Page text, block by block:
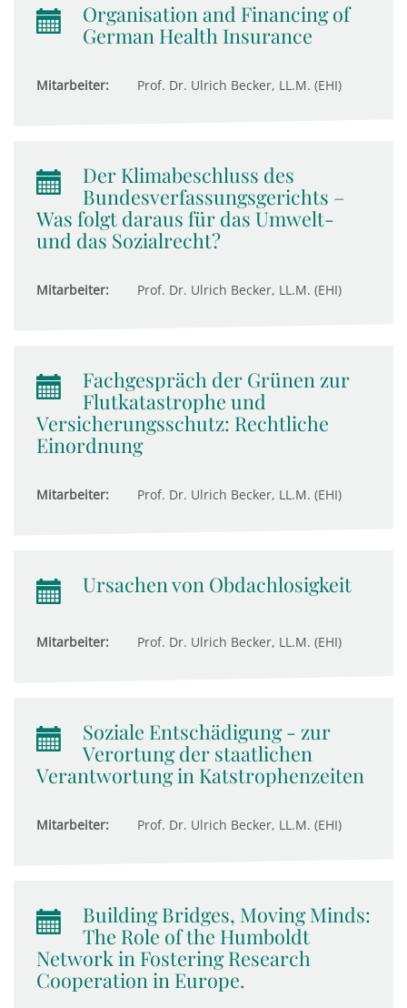
Organisation and Financing of
German Health Insurance
Mitarbeiter: Prof. Dr. Ulrich Becker, LL.M. (EHI)
Der Klimabeschluss des
Bundesverfassungsgerichts –
Was folgt daraus für das Umwelt-
und das Sozialrecht?
Mitarbeiter: Prof. Dr. Ulrich Becker, LL.M. (EHI)
Fachgespräch der Grünen zur
Flutkatastrophe und
Versicherungsschutz: Rechtliche
Einordnung
Mitarbeiter: Prof. Dr. Ulrich Becker, LL.M. (EHI)
Ursachen von Obdachlosigkeit
Mitarbeiter: Prof. Dr. Ulrich Becker, LL.M. (EHI)
Soziale Entschädigung - zur
Verortung der staatlichen
Verantwortung in Katstrophenzeiten
Mitarbeiter: Prof. Dr. Ulrich Becker, LL.M. (EHI)
Building Bridges, Moving Minds:
The Role of the Humboldt
Network in Fostering Research
Cooperation in Europe.